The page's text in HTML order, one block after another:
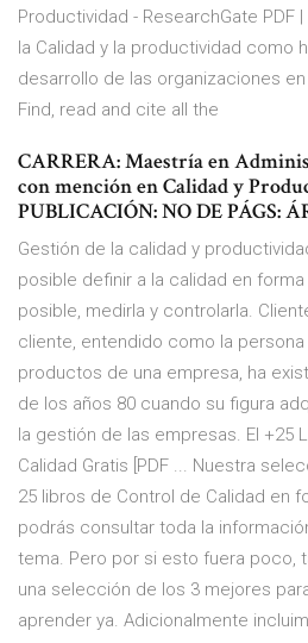
Productividad - ResearchGate PDF
la Calidad y la productividad como
desarrollo de las organizaciones en
Find, read and cite all the
CARRERA: Maestría en
con mención en Calidad y
PUBLICACIÓN: NO DE PÁGS:
Gestión de la calidad y
posible definir a la calidad en
posible, medirla y controlarla.
cliente, entendido como la
productos de una empresa, ha
de los años 80 cuando su figura
la gestión de las empresas. El +25
Calidad Gratis [PDF ... Nuestra
25 libros de Control de Calidad en
podrás consultar toda la
tema. Pero por si esto fuera poco,
una selección de los 3 mejores
aprender ya. Adicionalmente